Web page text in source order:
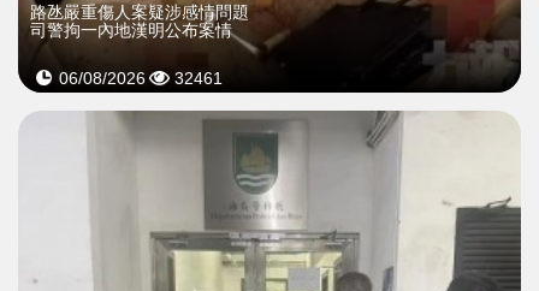
​路氹嚴重傷人案疑涉感情問題
司警拘一內地漢明公布案情
06/08/2026 32461